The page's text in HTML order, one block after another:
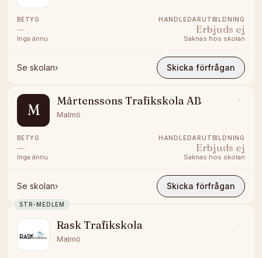
BETYG
—
Inga ännu
HANDLEDARUTBILDNING
Erbjuds ej
Saknas hos skolan
Se skolan› Skicka förfrågan
M
Mårtenssons Trafikskola AB
Malmö
BETYG
—
Inga ännu
HANDLEDARUTBILDNING
Erbjuds ej
Saknas hos skolan
Se skolan› Skicka förfrågan
STR-MEDLEM
Rask Trafikskola
Malmö